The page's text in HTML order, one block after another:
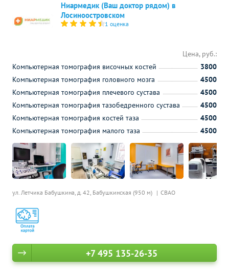
Ниармедик (Ваш доктор рядом) в
Лосиноостровском
1 оценка
ул. Летчика Бабушкина, д. 42, Бабушкинская (950 м) СВАО
Цена, руб.:
Компьютерная томография височных костей
3800
Компьютерная томография головного мозга
4500
Компьютерная томография плечевого сустава
4500
Компьютерная томография тазобедренного сустава
4500
Компьютерная томография костей таза
4500
Компьютерная томография малого таза
4500
+7 495 135-26-35